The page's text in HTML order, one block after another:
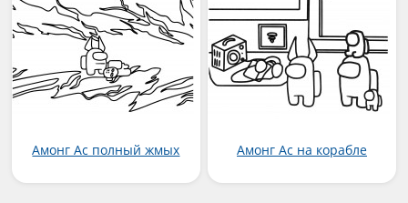
Амонг Ас полный жмых Амонг Ас на корабле